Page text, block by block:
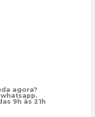
agora?
9h às 21h